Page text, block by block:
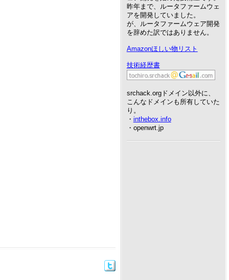
昨年まで、ルータファームウェ
アを開発していました。
が、ルータファームウェア開発
を辞めた訳ではありません。
Amazonほしい物リスト
技術経歴書
srchack.orgドメイン以外に、
こんなドメインも所有していた
り。
・ inthebox.info
・openwrt.jp